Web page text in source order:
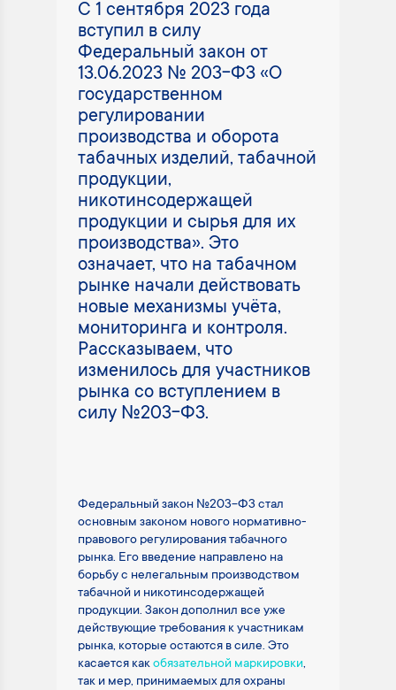
С 1 сентября 2023 года
вступил в силу
Федеральный закон от
13.06.2023 № 203-ФЗ «О
государственном
регулировании
производства и оборота
табачных изделий, табачной
продукции,
никотинсодержащей
продукции и сырья для их
производства». Это
означает, что на табачном
рынке начали действовать
новые механизмы учёта,
мониторинга и контроля.
Рассказываем, что
изменилось для участников
рынка со вступлением в
силу №203-ФЗ.
Федеральный закон №203-ФЗ стал
основным законом нового нормативно-
правового регулирования табачного
рынка. Его введение направлено на
борьбу с нелегальным производством
табачной и никотинсодержащей
продукции. Закон дополнил все уже
действующие требования к участникам
рынка, которые остаются в силе. Это
касается какобязательной маркировки,
так и мер, принимаемых для охраны